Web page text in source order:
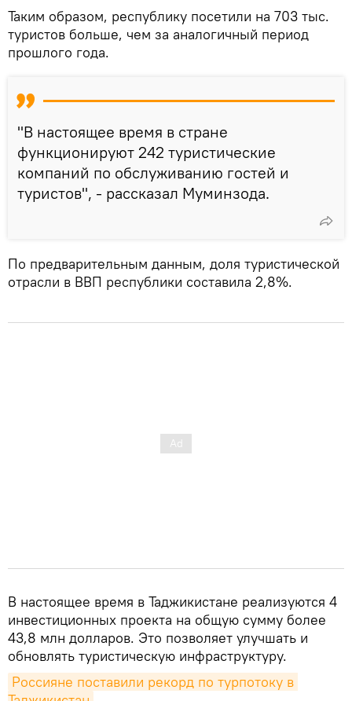
Таким образом, республику посетили на 703 тыс.
туристов больше, чем за аналогичный период
прошлого года.
"В настоящее время в стране
функционируют 242 туристические
компаний по обслуживанию гостей и
туристов", - рассказал Муминзода.
По предварительным данным, доля туристической
отрасли в ВВП республики составила 2,8%.
В настоящее время в Таджикистане реализуются 4
инвестиционных проекта на общую сумму более
43,8 млн долларов. Это позволяет улучшать и
обновлять туристическую инфраструктуру.
Россияне поставили рекорд по турпотоку в